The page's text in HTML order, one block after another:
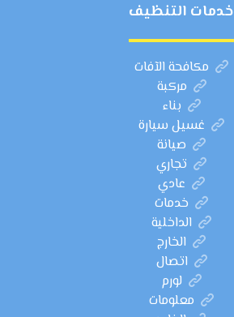
خدمات التنظيف
مكافحة الآفات
مركبة
بناء
غسيل سيارة
صيانة
تجاري
عادي
خدمات
الداخلية
الخارج
اتصال
لورم
معلومات